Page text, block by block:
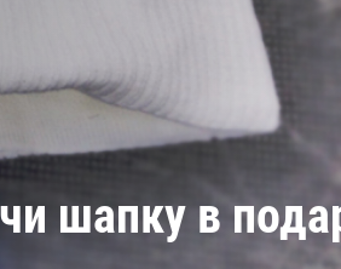
шапку в